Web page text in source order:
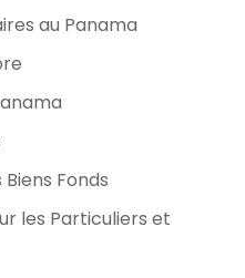
au Panama
Fonds
les Particuliers et